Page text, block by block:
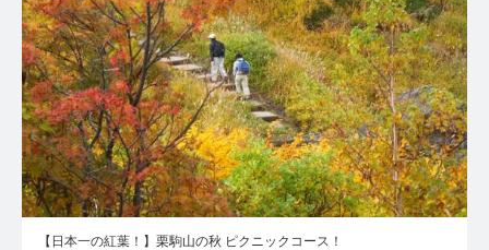
【日本一の紅葉！】栗駒山の秋 ピクニックコース！